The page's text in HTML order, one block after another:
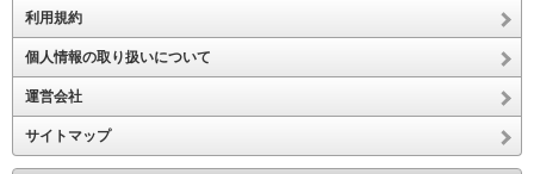
利用規約
個人情報の取り扱いについて
運営会社
サイトマップ